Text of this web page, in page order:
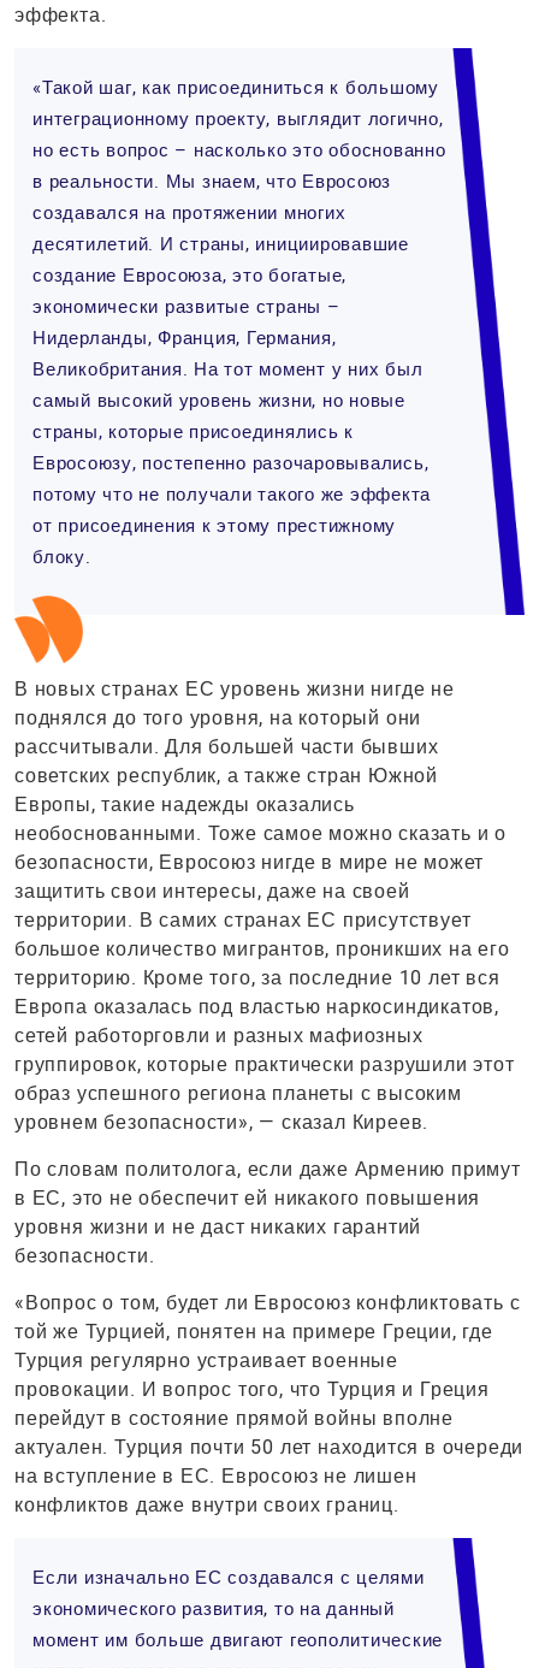
эффекта.
«Такой шаг, как присоединиться к большому
интеграционному проекту, выглядит логично,
но есть вопрос – насколько это обоснованно
в реальности. Мы знаем, что Евросоюз
создавался на протяжении многих
десятилетий. И страны, инициировавшие
создание Евросоюза, это богатые,
экономически развитые страны –
Нидерланды, Франция, Германия,
Великобритания. На тот момент у них был
самый высокий уровень жизни, но новые
страны, которые присоединялись к
Евросоюзу, постепенно разочаровывались,
потому что не получали такого же эффекта
от присоединения к этому престижному
блоку.
В новых странах ЕС уровень жизни нигде не
поднялся до того уровня, на который они
рассчитывали. Для большей части бывших
советских республик, а также стран Южной
Европы, такие надежды оказались
необоснованными. Тоже самое можно сказать и о
безопасности, Евросоюз нигде в мире не может
защитить свои интересы, даже на своей
территории. В самих странах ЕС присутствует
большое количество мигрантов, проникших на его
территорию. Кроме того, за последние 10 лет вся
Европа оказалась под властью наркосиндикатов,
сетей работорговли и разных мафиозных
группировок, которые практически разрушили этот
образ успешного региона планеты с высоким
уровнем безопасности», — сказал Киреев.
По словам политолога, если даже Армению примут
в ЕС, это не обеспечит ей никакого повышения
уровня жизни и не даст никаких гарантий
безопасности.
«Вопрос о том, будет ли Евросоюз конфликтовать с
той же Турцией, понятен на примере Греции, где
Турция регулярно устраивает военные
провокации. И вопрос того, что Турция и Греция
перейдут в состояние прямой войны вполне
актуален. Турция почти 50 лет находится в очереди
на вступление в ЕС. Евросоюз не лишен
конфликтов даже внутри своих границ.
Если изначально ЕС создавался с целями
экономического развития, то на данный
момент им больше двигают геополитические